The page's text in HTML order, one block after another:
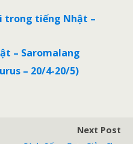
trong tiếng Nhật –
– Saromalang
– 20/4-20/5)
Next Post